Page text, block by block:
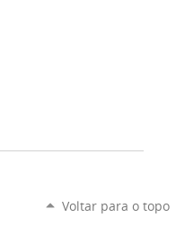
Voltar para o topo